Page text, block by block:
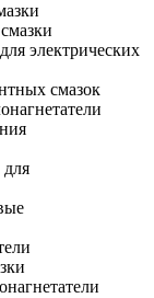
электрических
смазок